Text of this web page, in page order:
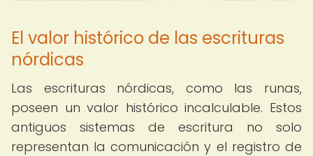
El valor histórico de las escrituras
nórdicas
Las escrituras nórdicas, como las runas,
poseen un valor histórico incalculable. Estos
antiguos sistemas de escritura no solo
representan la comunicación y el registro de